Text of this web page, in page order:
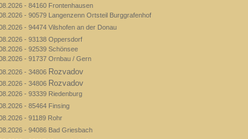
- 84160 Frontenhausen
- 90579 Langenzenn Ortsteil Burggrafenhof
- 94474 Vilshofen an der Donau
- 93138 Oppersdorf
- 92539 Schönsee
- 91737 Ornbau / Gern
- 34806 Rozvadov
- 34806 Rozvadov
- 93339 Riedenburg
- 85464 Finsing
- 91189 Rohr
- 94086 Bad Griesbach